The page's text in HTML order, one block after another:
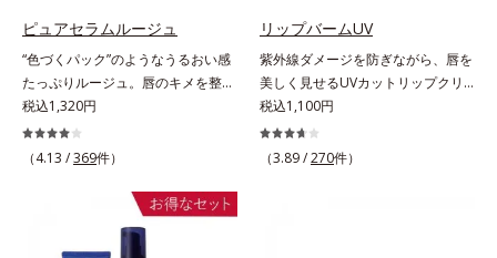
ル*5 乾燥や汚れによる*6 キメの乱
れによる＜使用量目安＞適量＜使用
ステップ＞オルビス ザ クレンジン
グ オイル ⇒ 洗顔料 ⇒ 化粧
水 ⇒ 保湿液 ※W洗顔が必要で
す＜使用方法＞1.適量をとり、手の
上で軽くらせんを描くように、メイ
クとよくなじませます。※落ちにく
いメイクを落とす際は、乾いた手に
による*6 キメの乱れによる＜使用
量目安＞適量＜使用ステップ＞オル
ビス ザ クレンジング オイル ⇒
洗顔料 ⇒ 化粧水 ⇒ 保湿液
※W洗顔が必要です＜使用方法＞1.
適量（2プッシュ程度）をとり、手
トイルトリペプチド－5配合＝保湿
成分*3 ラウロイルグルタミン酸ジ
（フィトステリル/オクチルドデシ
ル）配合＝保湿成分*4 角層まで
容成分(*7)として「G.D.F.アクティ
ベーター(*8)」を配合。そして、従
来から配合している美白有効成分
「トラネキサム酸」を配合しまし
た。さらに、シリーズ共通の美容成
分(*7)「GLルートブースター(*9)」
を配合することで、肌のふっくら感
ピュアセラムルージュ
“色づくパック”のようなうるおい感
たっぷりルージュ。唇のキメを整え
リップの土台をつくり鮮やかな発色
を叶えます。唇にたっぷりうるおい
を与えながら鮮やかに色づく、スキ
です。荒れやすいデリケートな唇の
キメを整えて、リップの土台をつく
ります。乾燥や凹凸などの唇悩みを
税込1,320円
（4.13 /369件）
リップバームUV
紫外線ダメージを防ぎながら、唇を
美しく見せるUVカットリップクリ
ーム。UV対策を忘れがちな唇に。
紫外線をカットしながら、顔色をパ
ッと明るく見せるUVカットリップ
税込1,100円
（3.89 /270件）